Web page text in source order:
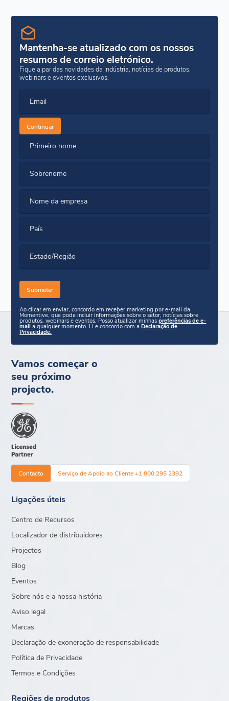
Mantenha-se atualizado com os nossos
resumos de correio eletrónico.
Fique a par das novidades da indústria, notícias de produtos,
webinars e eventos exclusivos.
Email
Continuar
Primeiro nome
Sobrenome
Nome da empresa
País
Estado/Região
Ao clicar em enviar, concordo em receber marketing por e-mail da
Momentive, que pode incluir informações sobre o setor, notícias sobre
produtos, webinars e eventos. Posso atualizar minhaspreferências de e-
mail a qualquer momento. Li e concordo com aDeclaração de
Privacidade.
Vamos começar o
seu próximo
projecto.
Contacto Serviço de Apoio ao Cliente +1 800 295 2392
Ligações úteis
Centro de Recursos
Localizador de distribuidores
Projectos
Blog
Eventos
Sobre nós e a nossa história
Aviso legal
Marcas
Declaração de exoneração de responsabilidade
Política de Privacidade
Termos e Condições
Regiões de produtos